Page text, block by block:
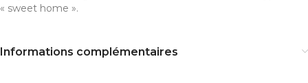
« sweet home ».
Informations complémentaires